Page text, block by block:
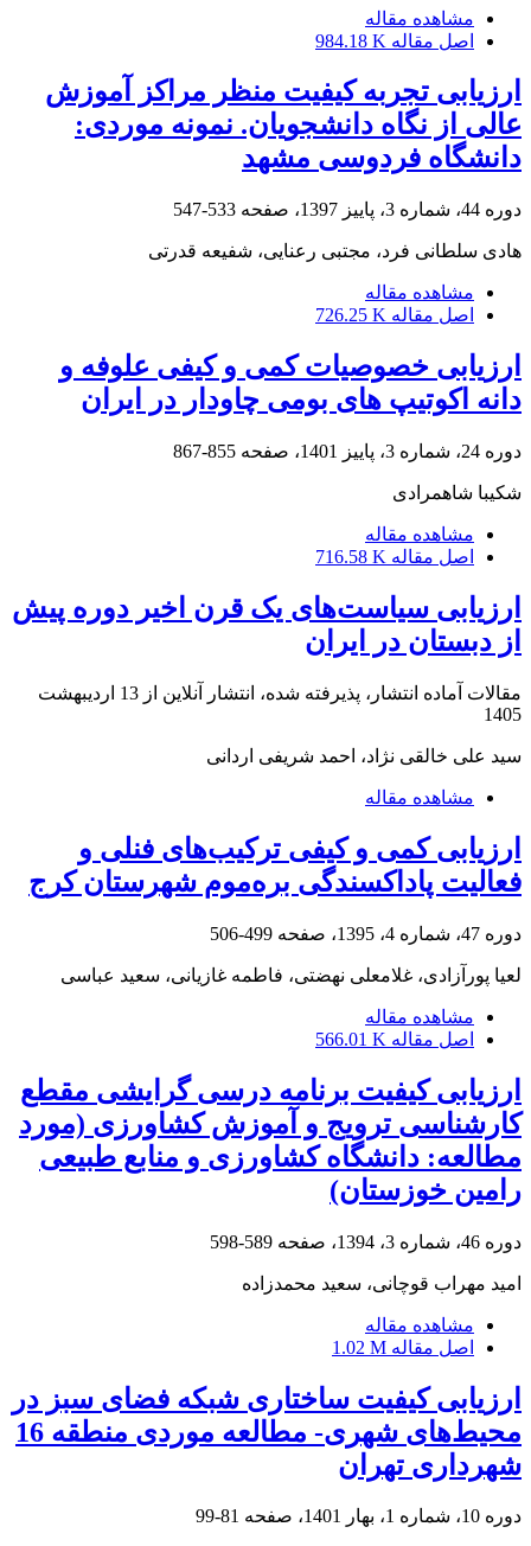
مشاهده مقاله
اصل مقاله 984.18 K
ارزیابی تجربه کیفیت منظر مراکز آموزش
عالی از نگاه دانشجویان. نمونه موردی:
دانشگاه فردوسی مشهد
دوره 44، شماره 3، پاییز 1397، صفحه 533-547
هادی سلطانی فرد، مجتبی رعنایی، شفیعه قدرتی
مشاهده مقاله
اصل مقاله 726.25 K
ارزیابی خصوصیات کمی و کیفی علوفه و
دانه اکوتیپ های بومی چاودار در ایران
دوره 24، شماره 3، پاییز 1401، صفحه 855-867
شکیبا شاهمرادی
مشاهده مقاله
اصل مقاله 716.58 K
ارزیابی سیاست‌های یک قرن اخیر دوره پیش
از دبستان در ایران
مقالات آماده انتشار، پذیرفته شده، انتشار آنلاین از
13 اردیبهشت
1405
سید علی خالقی نژاد، احمد شریفی اردانی
مشاهده مقاله
ارزیابی کمی و کیفی ترکیب‌های فنلی و
فعالیت پاداکسندگی بره‌موم شهرستان کرج
دوره 47، شماره 4، 1395، صفحه 499-506
لعیا پورآزادی، غلامعلی نهضتی، فاطمه غازیانی، سعید عباسی
مشاهده مقاله
اصل مقاله 566.01 K
ارزیابی کیفیت برنامه درسی گرایشی مقطع
کارشناسی ترویج و آموزش کشاورزی (مورد
مطالعه: دانشگاه کشاورزی و منابع طبیعی
رامین خوزستان)
دوره 46، شماره 3، 1394، صفحه 589-598
امید مهراب قوچانی، سعید محمدزاده
مشاهده مقاله
اصل مقاله 1.02 M
ارزیابی کیفیت ساختاری شبکه فضای سبز در
محیط‌های شهری- مطالعه موردی منطقه 16
شهرداری تهران
دوره 10، شماره 1، بهار 1401، صفحه 81-99